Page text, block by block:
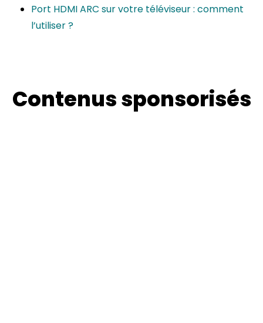
Port HDMI ARC sur votre téléviseur : comment
l’utiliser ?
Contenus sponsorisés